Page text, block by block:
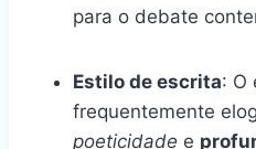
para o debate
Estilo de escrita: O
frequentemente
poeticidade e